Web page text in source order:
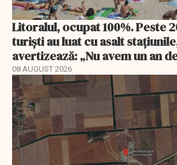
Litoralul, ocupat 100%. Peste
turiști au luat cu asalt
avertizează: „Nu avem un an
08 AUGUST 2026